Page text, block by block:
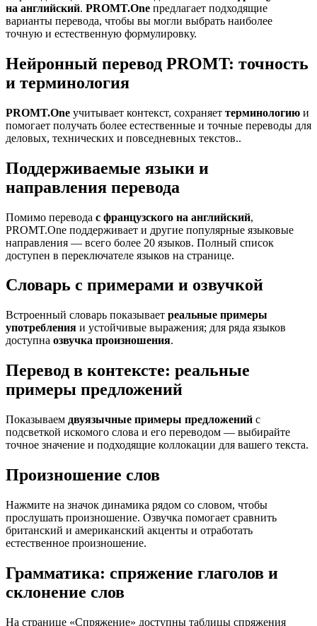
на английский. PROMT.One предлагает подходящие
варианты перевода, чтобы вы могли выбрать наиболее
точную и естественную формулировку.
Нейронный перевод PROMT: точность
и терминология
PROMT.One учитывает контекст, сохраняет терминологию и
помогает получать более естественные и точные переводы для
деловых, технических и повседневных текстов..
Поддерживаемые языки и
направления перевода
Помимо перевода с французского на английский,
PROMT.One поддерживает и другие популярные языковые
направления — всего более 20 языков. Полный список
доступен в переключателе языков на странице.
Словарь с примерами и озвучкой
Встроенный словарь показывает реальные примеры
употребления и устойчивые выражения; для ряда языков
доступна озвучка произношения.
Перевод в контексте: реальные
примеры предложений
Показываем двуязычные примеры предложений с
подсветкой искомого слова и его переводом — выбирайте
точное значение и подходящие коллокации для вашего текста.
Произношение слов
Нажмите на значок динамика рядом со словом, чтобы
прослушать произношение. Озвучка помогает сравнить
британский и американский акценты и отработать
естественное произношение.
Грамматика: спряжение глаголов и
склонение слов
На странице «Спряжение» доступны таблицы спряжения